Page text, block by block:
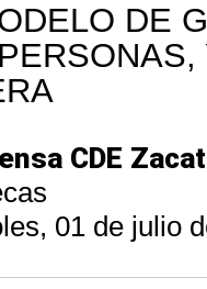
DE
CDE
01 de julio